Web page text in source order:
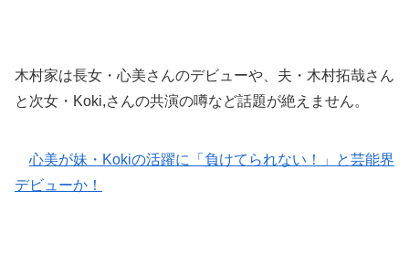
木村家は長女・心美さんのデビューや、夫・木村拓哉さん
と次女・Koki,さんの共演の噂など話題が絶えません。
心美が妹・Kokiの活躍に「負けてられない！」と芸能界
デビューか！